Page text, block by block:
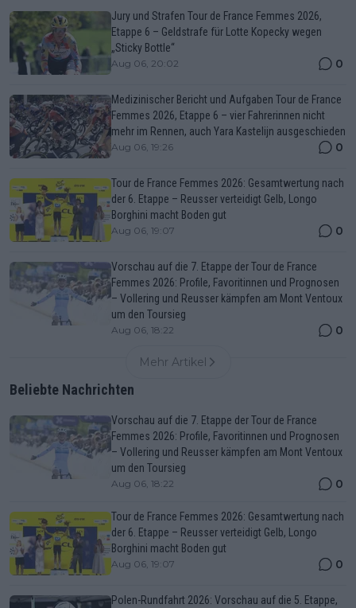
Jury und Strafen Tour de France Femmes 2026,
Etappe 6 – Geldstrafe für Lotte Kopecky wegen
„Sticky Bottle“
Aug 06, 20:02 0
Medizinischer Bericht und Aufgaben Tour de France
Femmes 2026, Etappe 6 – vier Fahrerinnen nicht
mehr im Rennen, auch Yara Kastelijn ausgeschieden
Aug 06, 19:26 0
Tour de France Femmes 2026: Gesamtwertung nach
der 6. Etappe – Reusser verteidigt Gelb, Longo
Borghini macht Boden gut
Aug 06, 19:07 0
Vorschau auf die 7. Etappe der Tour de France
Femmes 2026: Profile, Favoritinnen und Prognosen
– Vollering und Reusser kämpfen am Mont Ventoux
um den Toursieg
Aug 06, 18:22 0
Mehr Artikel
Beliebte Nachrichten
Vorschau auf die 7. Etappe der Tour de France
Femmes 2026: Profile, Favoritinnen und Prognosen
– Vollering und Reusser kämpfen am Mont Ventoux
um den Toursieg
Aug 06, 18:22 0
Tour de France Femmes 2026: Gesamtwertung nach
der 6. Etappe – Reusser verteidigt Gelb, Longo
Borghini macht Boden gut
Aug 06, 19:07 0
Polen-Rundfahrt 2026: Vorschau auf die 5. Etappe,